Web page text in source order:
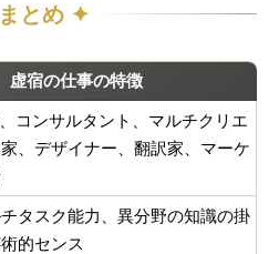
とめ ✦
虚宿の仕事の特徴
コンサルタント、マルチクリエ
、デザイナー、翻訳家、マーケ
タスク能力、異分野の知識の掛
的センス